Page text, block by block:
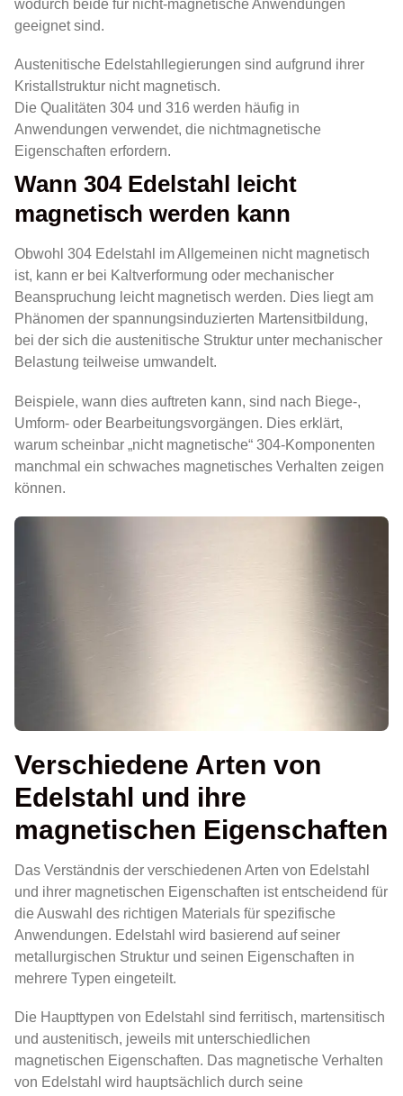
wodurch beide für nicht-magnetische Anwendungen
geeignet sind.
Austenitische Edelstahllegierungen sind aufgrund ihrer
Kristallstruktur nicht magnetisch.
Die Qualitäten 304 und 316 werden häufig in
Anwendungen verwendet, die nichtmagnetische
Eigenschaften erfordern.
Wann 304 Edelstahl leicht
magnetisch werden kann
Obwohl 304 Edelstahl im Allgemeinen nicht magnetisch
ist, kann er bei Kaltverformung oder mechanischer
Beanspruchung leicht magnetisch werden. Dies liegt am
Phänomen der spannungsinduzierten Martensitbildung,
bei der sich die austenitische Struktur unter mechanischer
Belastung teilweise umwandelt.
Beispiele, wann dies auftreten kann, sind nach Biege-,
Umform- oder Bearbeitungsvorgängen. Dies erklärt,
warum scheinbar „nicht magnetische“ 304-Komponenten
manchmal ein schwaches magnetisches Verhalten zeigen
können.
Verschiedene Arten von
Edelstahl und ihre
magnetischen Eigenschaften
Das Verständnis der verschiedenen Arten von Edelstahl
und ihrer magnetischen Eigenschaften ist entscheidend für
die Auswahl des richtigen Materials für spezifische
Anwendungen. Edelstahl wird basierend auf seiner
metallurgischen Struktur und seinen Eigenschaften in
mehrere Typen eingeteilt.
Die Haupttypen von Edelstahl sind ferritisch, martensitisch
und austenitisch, jeweils mit unterschiedlichen
magnetischen Eigenschaften. Das magnetische Verhalten
von Edelstahl wird hauptsächlich durch seine